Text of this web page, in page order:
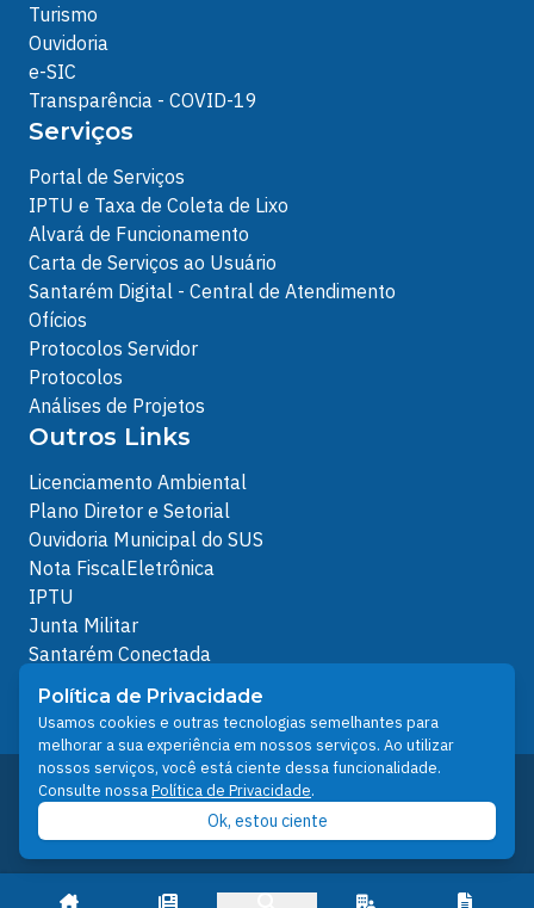
Turismo
Ouvidoria
e-SIC
Transparência - COVID-19
Serviços
Portal de Serviços
IPTU e Taxa de Coleta de Lixo
Alvará de Funcionamento
Carta de Serviços ao Usuário
Santarém Digital - Central de Atendimento
Ofícios
Protocolos Servidor
Protocolos
Análises de Projetos
Outros Links
Licenciamento Ambiental
Plano Diretor e Setorial
Ouvidoria Municipal do SUS
Nota FiscalEletrônica
IPTU
Junta Militar
Santarém Conectada
Política de Privacidade
People illustrations by Storyset
Desenvolvido pelo Núcleo Técnico de Gestão de
Tecnologia da Informação - NTI
Prefeitura de Santarém © 2026
Política de Privacidade
Usamos cookies e outras tecnologias semelhantes para
melhorar a sua experiência em nossos serviços. Ao utilizar
nossos serviços, você está ciente dessa funcionalidade.
Consulte nossaPolítica de Privacidade.
Ok, estou ciente